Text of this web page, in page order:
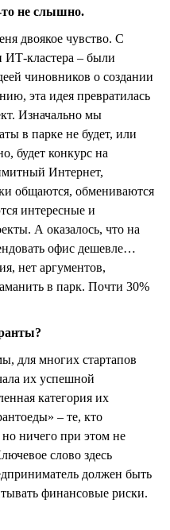
то не слышно.
двоякое чувство. С
ИТ-кластера – были
чиновников о создании
эта идея превратилась
Изначально мы
в парке не будет, или
будет конкурс на
Интернет,
общаются, обмениваются
интересные и
А оказалось, что на
офис дешевле…
нет аргументов,
в парк. Почти 30%
для многих стартапов
их успешной
категория их
– те, кто
ничего при этом не
слово здесь
должен быть
финансовые риски.